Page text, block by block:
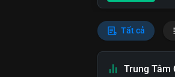
Tất cả
Trung Tâm